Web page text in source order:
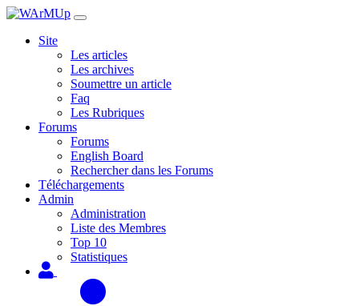
Site
Les articles
Les archives
Soumettre un article
Faq
Les Rubriques
Forums
Forums
English Board
Rechercher dans les Forums
Téléchargements
Admin
Administration
Liste des Membres
Top 10
Statistiques